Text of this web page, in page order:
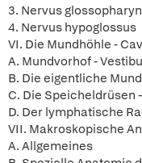
3. Nervus
4. Nervus hypoglossus
VI. Die Mundhöhle -
A. Mundvorhof -
B. Die eigentliche
C. Die Speicheldrüsen
D. Der lymphatische
VII. Makroskopische
A. Allgemeines